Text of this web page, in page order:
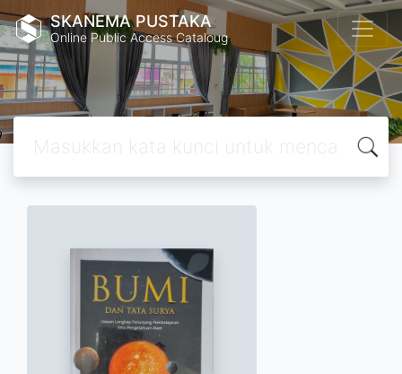
SKANEMA PUSTAKA
Online Public Access Cataloug